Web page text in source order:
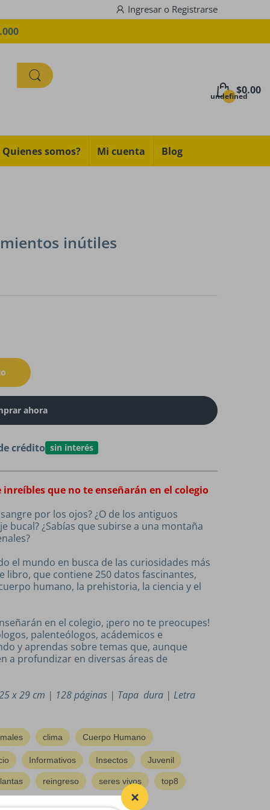
Ingresar o Registrarse
undefined$0.00
Quienes somos? Mi cuenta Blog
inútiles
ahora
crédito sin interés
que no te enseñarán en el colegio
por los ojos? ¿O de los antiguos
bucal? ¿Sabías que subirse a una montaña
el mundo en busca de las curiosidades más
libro, que contiene 250 datos fascinantes,
humano, la prehistoria, la ciencia y el
en el colegio, ¡pero no te preocupes!
palenteólogos, acádemicos e
y aprendas sobre temas que, aunque
a profundizar en diversas áreas de
x 29 cm | 128 páginas | Tapa dura | Letra
clima Cuerpo Humano
Informativos Insectos Juvenil
reingreso seres vivos top8